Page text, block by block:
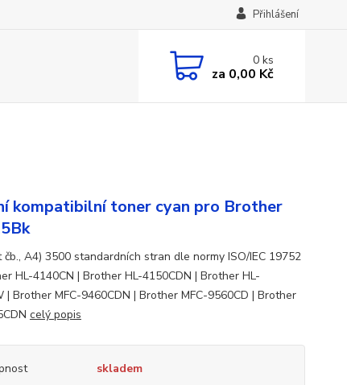
Přihlášení
0ks
za 0,00 Kč
kompatibilní toner cyan pro Brother
čb., A4) 3500 standardních stran dle normy ISO/IEC 19752
HL-4140CN | Brother HL-4150CDN | Brother HL-
| Brother MFC-9460CDN | Brother MFC-9560CD | Brother
celý popis
skladem